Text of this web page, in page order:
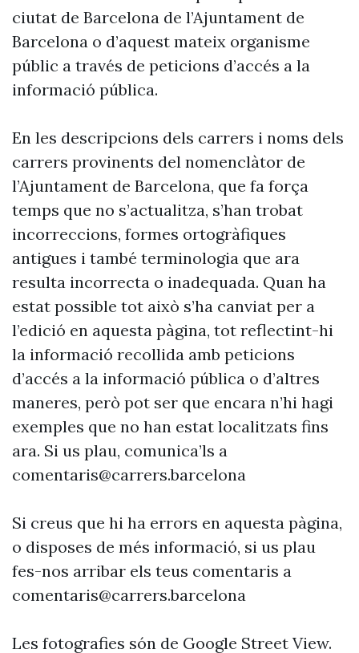
ciutat de Barcelona de l’Ajuntament de
Barcelona o d’aquest mateix organisme
públic a través de peticions d’accés a la
informació pública.
En les descripcions dels carrers i noms dels
carrers provinents del nomenclàtor de
l’Ajuntament de Barcelona, que fa força
temps que no s’actualitza, s’han trobat
incorreccions, formes ortogràfiques
antigues i també terminologia que ara
resulta incorrecta o inadequada. Quan ha
estat possible tot això s’ha canviat per a
l’edició en aquesta pàgina, tot reflectint-hi
la informació recollida amb peticions
d’accés a la informació pública o d’altres
maneres, però pot ser que encara n’hi hagi
exemples que no han estat localitzats fins
ara. Si us plau, comunica’ls a
comentaris@carrers.barcelona
Si creus que hi ha errors en aquesta pàgina,
o disposes de més informació, si us plau
fes-nos arribar els teus comentaris a
comentaris@carrers.barcelona
Les fotografies són de Google Street View.